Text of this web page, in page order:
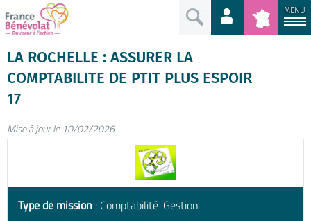
MENU
LA ROCHELLE : ASSURER LA
COMPTABILITE DE PTIT PLUS ESPOIR
17
Mise à jour le 10/02/2026
Type de mission : Comptabilité-Gestion